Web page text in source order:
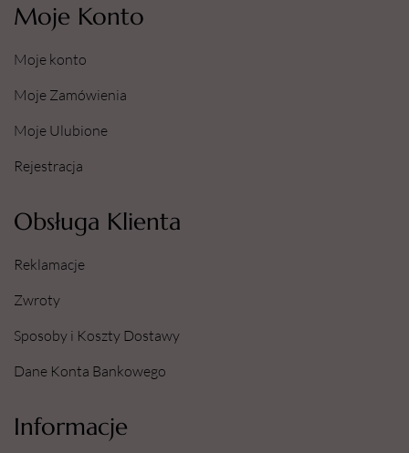
Moje Konto
Moje konto
Moje Zamówienia
Moje Ulubione
Rejestracja
Obsługa Klienta
Reklamacje
Zwroty
Sposoby i Koszty Dostawy
Dane Konta Bankowego
Informacje